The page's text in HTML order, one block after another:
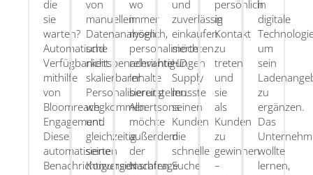
die
sie
warten?
Automatische
Verfügbarkeitsbenachrichtigungen
mithilfe
von
Bloomreach
Engagement.
Diese
automatisierten
Benachrichtigungen
von
manuellen
Datenanalysen
und
nicht
skalierbarer
Personalisierung
wegkommen
und
gleichzeitig
seine
Konversionsraten
wo
immer
möglich,
personalisierte,
relevante
Inhalte
bereitstellen.
Albertsons
möchte
außerdem
der
Nachfrage
und
zuverlässig
einkaufen
möchten.
HD
Supply
musste
seinen
Kunden
die
schnelle
Suche
persönlich
in
Kontakt
zu
treten
und
sie
als
Kunden
zu
gewinnen
–
in
digitale
um
sein
zu
ergänzen.
Das
wollte
lernen,